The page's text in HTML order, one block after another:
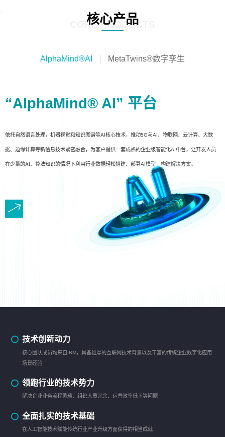
核心产品
CORE PRODUCTS
AlphaMind®AI MetaTwins®数字孪生
“AlphaMind® AI” 平台
依托自然语言处理，机器视觉和知识图谱等AI核心技术，推动5G与AI、物联网、云计算、大数
据、边缘计算等新信息技术紧密融合，为客户提供一套成熟的企业级智能化AI中台，让开发人员
在少量的AI、算法知识的情况下利用行业数据轻松搭建、部署AI模型，构建解决方案。
技术创新动力
核心团队成员均来自IBM，具备雄厚的互联网技术背景以及丰富的传统企业数字化应用
场景经验
领跑行业的技术势力
解决企业业务流程繁琐、组织人员冗余、运营效率低下等问题
全面扎实的技术基础
在人工智能技术赋能传统行业产业升级方面获得的相当成就